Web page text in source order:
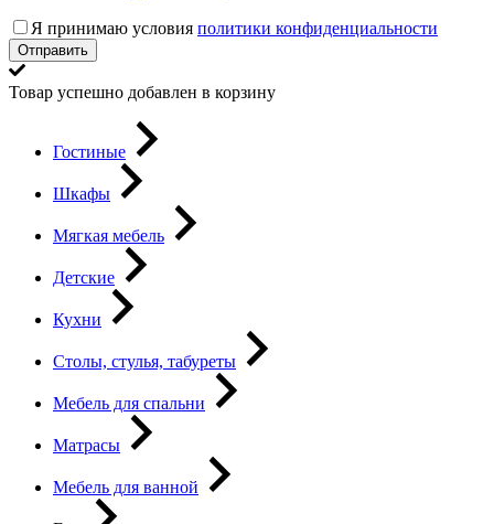
Я принимаю условия политики конфиденциальности
Отправить
Товар успешно добавлен в корзину
Гостиные
Шкафы
Мягкая мебель
Детские
Кухни
Столы, стулья, табуреты
Мебель для спальни
Матрасы
Мебель для ванной